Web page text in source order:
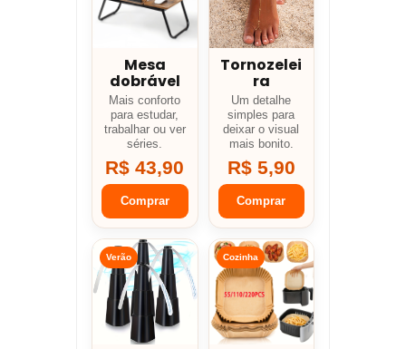
Mesa
dobrável
Mais conforto
para estudar,
trabalhar ou ver
séries.
R$ 43,90
Comprar
Tornozelei
ra
Um detalhe
simples para
deixar o visual
mais bonito.
R$ 5,90
Comprar
Verão Cozinha